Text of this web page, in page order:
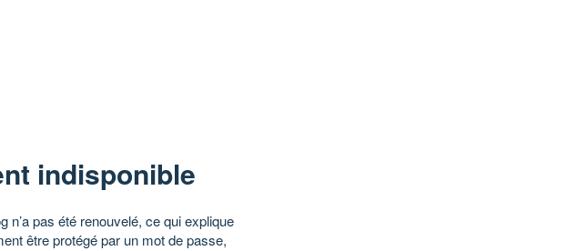
indisponible
n’a pas été renouvelé, ce qui explique
être protégé par un mot de passe,